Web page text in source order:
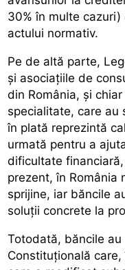
30% în multe
actului normativ.
Pe de altă parte,
și asociațiile de
din România, și
specialitate, care au
în plată reprezintă
urmată pentru a
dificultate
prezent, în România
sprijine, iar băncile
soluții concrete la
Totodată, băncile
Constituțională